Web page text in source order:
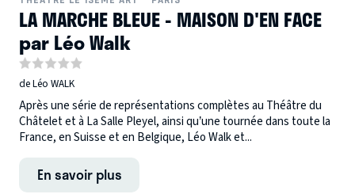
LA MARCHE BLEUE - MAISON D'EN FACE
par Léo Walk
de Léo WALK
Après une série de représentations complètes au Théâtre du
Châtelet et à La Salle Pleyel, ainsi qu’une tournée dans toute la
France, en Suisse et en Belgique, Léo Walk et...
En savoir plus